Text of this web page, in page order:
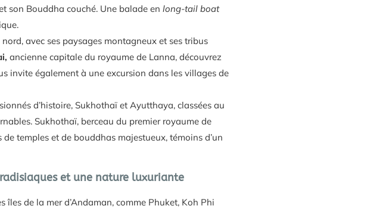
son Bouddha couché. Une balade en long-tail boat
avec ses paysages montagneux et ses tribus
ancienne capitale du royaume de Lanna, découvrez
invite également à une excursion dans les villages de
d’histoire, Sukhothaï et Ayutthaya, classées au
Sukhothaï, berceau du premier royaume de
temples et de bouddhas majestueux, témoins d’un
et une nature luxuriante
îles de la mer d’Andaman, comme Phuket, Koh Phi